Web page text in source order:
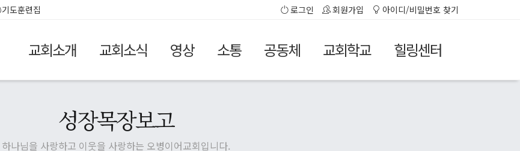
기도훈련집 로그인 회원가입 아이디/비밀번호 찾기
교회소개 교회소식 영상 소통 공동체 교회학교 힐링센터
성장목장보고
하나님을 사랑하고 이웃을 사랑하는 오병이어교회입니다.